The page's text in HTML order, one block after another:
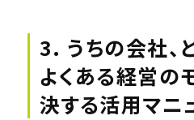
3. うちの会社、
よくある経営の
決する活用マニ